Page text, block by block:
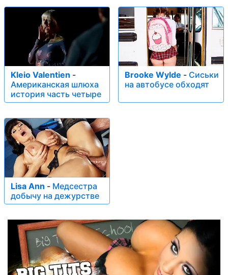
Kleio Valentien -
Американская шлюха
история часть четыре
Brooke Wylde - Сиськи
на автобусе обходят
Lisa Ann - Медсестра
добычу на дежурстве